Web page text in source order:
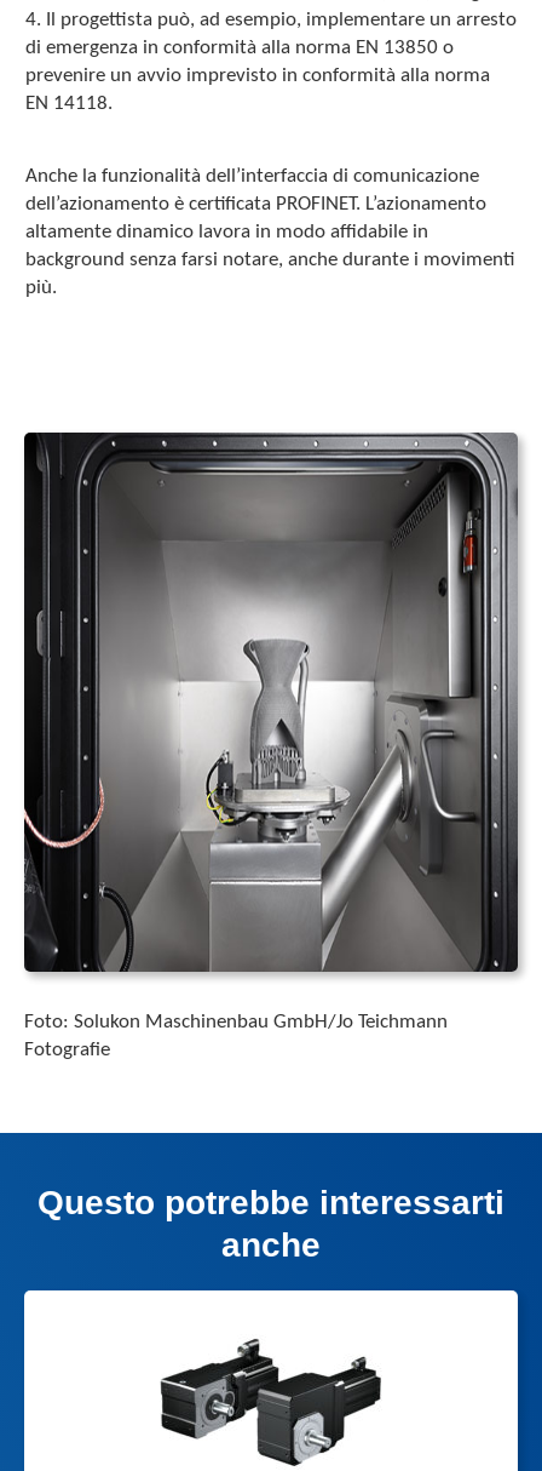
4. Il progettista può, ad esempio, implementare un arresto
di emergenza in conformità alla norma EN 13850 o
prevenire un avvio imprevisto in conformità alla norma
EN 14118.
Anche la funzionalità dell’interfaccia di comunicazione
dell’azionamento è certificata PROFINET. L’azionamento
altamente dinamico lavora in modo affidabile in
background senza farsi notare, anche durante i movimenti
più.
Foto: Solukon Maschinenbau GmbH/Jo Teichmann
Fotografie
Questo potrebbe interessarti
anche